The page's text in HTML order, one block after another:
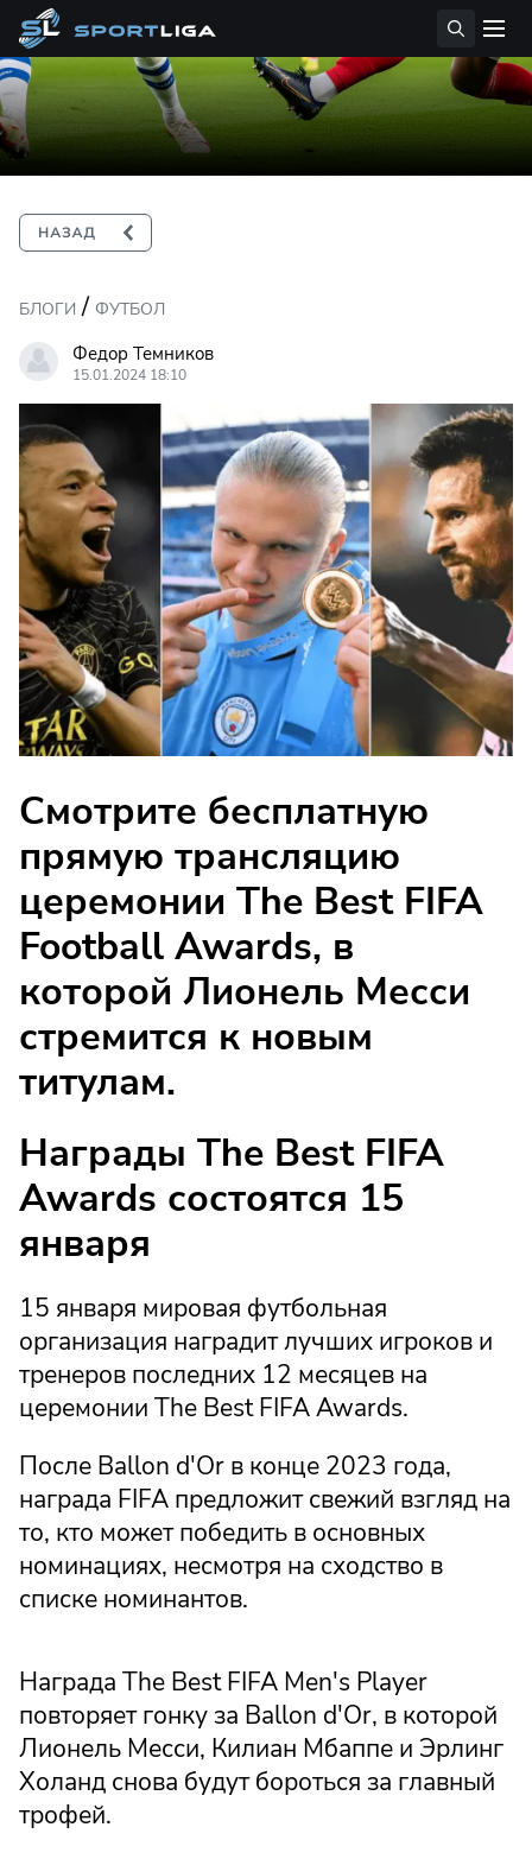
БЛОГИ / ФУТБОЛ
Федор Темников
15.01.2024 18:10
Смотрите бесплатную
прямую трансляцию
церемонии The Best FIFA
Football Awards, в
которой Лионель Месси
стремится к новым
титулам.
Награды The Best FIFA
Awards состоятся 15
января
15 января мировая футбольная
организация наградит лучших игроков и
тренеров последних 12 месяцев на
церемонии The Best FIFA Awards.
После Ballon d'Or в конце 2023 года,
награда FIFA предложит свежий взгляд на
то, кто может победить в основных
номинациях, несмотря на сходство в
списке номинантов.
Награда The Best FIFA Men's Player
повторяет гонку за Ballon d'Or, в которой
Лионель Месси, Килиан Мбаппе и Эрлинг
Холанд снова будут бороться за главный
трофей.